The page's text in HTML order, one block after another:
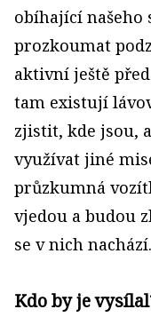
obíhající
prozkoumat
aktivní ještě
tam existují
zjistit, kde jsou,
vy­užívat jiné
průzkumná
vjedou a budou
se v nich nachází.
Kdo by je